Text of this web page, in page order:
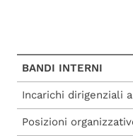
BANDI INTERNI
Incarichi dirigenziali
Incarichi
Posizioni